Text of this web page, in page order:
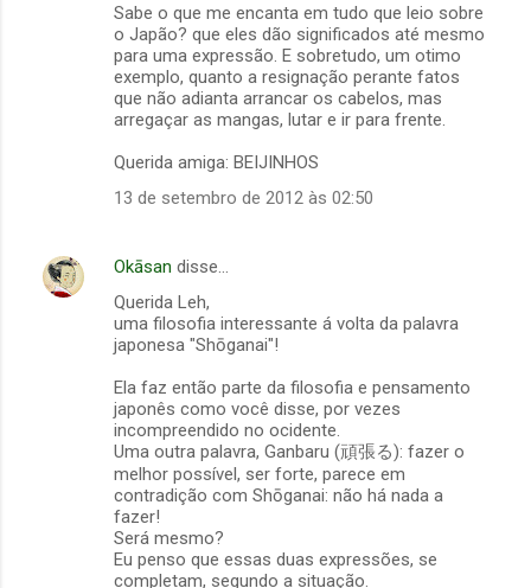
Sabe o que me encanta em tudo que leio sobre
o Japão? que eles dão significados até mesmo
para uma expressão. E sobretudo, um otimo
exemplo, quanto a resignação perante fatos
que não adianta arrancar os cabelos, mas
arregaçar as mangas, lutar e ir para frente.
Querida amiga: BEIJINHOS
13 de setembro de 2012 às 02:50
Okāsan disse…
Querida Leh,
uma filosofia interessante á volta da palavra
japonesa "Shōganai"!
Ela faz então parte da filosofia e pensamento
japonês como você disse, por vezes
incompreendido no ocidente.
Uma outra palavra, Ganbaru (頑張る): fazer o
melhor possível, ser forte, parece em
contradição com Shōganai: não há nada a
fazer!
Será mesmo?
Eu penso que essas duas expressões, se
completam, segundo a situação.